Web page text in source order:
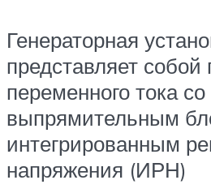
Генераторная
представляет собой
переменного тока
выпрямительным
интегрированным
напряжения (ИРН)